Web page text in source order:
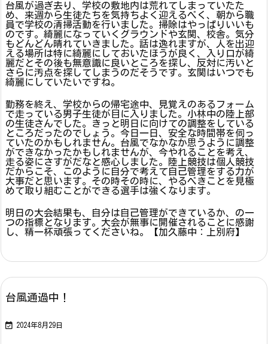
台風が過ぎ去り、学校の敷地内は荒れてしまっていたた
め、来週から生徒たちを気持ちよく迎えるべく、朝から職
員で学校の清掃活動を行いました。掃除はやっぱりいいも
のです。綺麗になっていくグラウンドや玄関、校舎。気分
もどんどん晴れていきました。話は逸れますが、人を出迎
える場所は特に綺麗にしておいたほうが良く、入り口が綺
麗だとその後も無意識に良いところを探し、反対に汚いと
さらに汚点を探してしまうのだそうです。玄関はいつでも
綺麗にしていたいですね。
勤務を終え、学校からの帰宅途中、見覚えのあるフォーム
で走っている男子生徒が目に入りました。小林中の陸上部
の生徒さんでした。きっと明日に向けての調整をしている
ところだったのでしょう。今日一日、安全な時間帯を伺っ
ていたのかもしれません。台風でなかなか思うように調整
ができなかったかもしれませんが、今やれることを考え、
走る姿にさすがだなと感心しました。陸上競技は個人競技
だからこそ、このように自分で考えて自己管理をする力が
大事だと思います。その時その時に、やるべきことを見極
めて取り組むことができる選手は強くなります。
明日の大会結果も、自分は自己管理ができているか、の一
つの指標となります。大会が無事に開催されることに感謝
し、精一杯頑張ってくださいね。【加久藤中：上別府】
台風通過中！
 2024年8月29日